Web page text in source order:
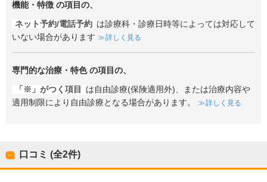
機能・特徴 の項目の、
ネット予約/電話予約 は診療科・診療日時等によっては対応して
いない場合があります
詳しく見る
専門的な治療・特色の項目の、
「※」がつく項目
は自由診療(保険適用外)、または治療内容や
適用制限により自由診療となる場合があります。
詳しく見る
口コミ (全2件)